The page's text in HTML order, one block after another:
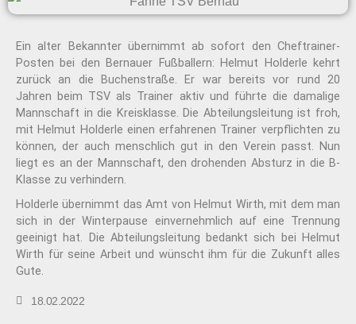
Ein alter Bekannter übernimmt ab sofort den Cheftrainer-
Posten bei den Bernauer Fußballern: Helmut Holderle kehrt
zurück an die Buchenstraße. Er war bereits vor rund 20
Jahren beim TSV als Trainer aktiv und führte die damalige
Mannschaft in die Kreisklasse. Die Abteilungsleitung ist froh,
mit Helmut Holderle einen erfahrenen Trainer verpflichten zu
können, der auch menschlich gut in den Verein passt. Nun
liegt es an der Mannschaft, den drohenden Absturz in die B-
Klasse zu verhindern.
Holderle übernimmt das Amt von Helmut Wirth, mit dem man
sich in der Winterpause einvernehmlich auf eine Trennung
geeinigt hat. Die Abteilungsleitung bedankt sich bei Helmut
Wirth für seine Arbeit und wünscht ihm für die Zukunft alles
Gute.
18.02.2022